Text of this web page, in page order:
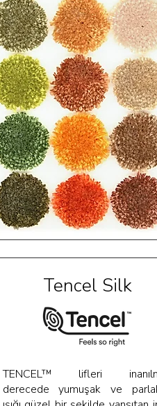
Tencel Silk
TENCEL™ lifleri
derecede yumuşak ve